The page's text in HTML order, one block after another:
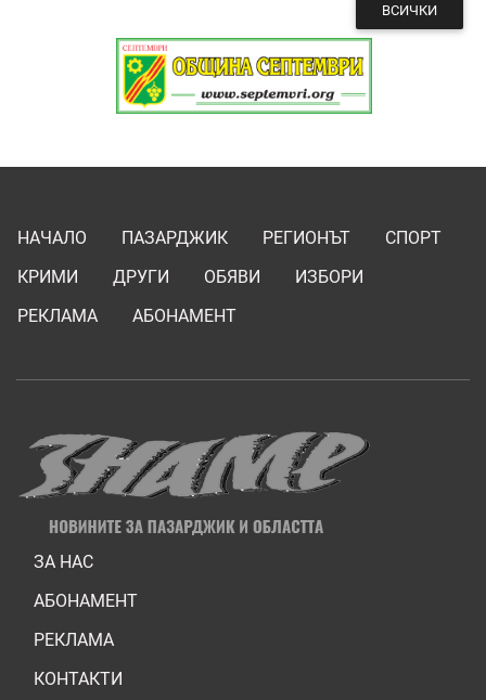
ВСИЧКИ
НАЧАЛО ПАЗАРДЖИК РЕГИОНЪТ
СПОРТ
КРИМИ
ДРУГИ ОБЯВИ
ИЗБОРИ
РЕКЛАМА
АБОНАМЕНТ
ЗА НАС
АБОНАМЕНТ
РЕКЛАМА
КОНТАКТИ